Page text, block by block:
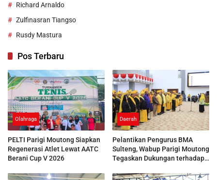
Richard Arnaldo
Zulfinasran Tiangso
Rusdy Mastura
Pos Terbaru
Olahraga
PELTI Parigi Moutong Siapkan
Regenerasi Atlet Lewat AATC
Berani Cup V 2026
Daerah
Pelantikan Pengurus BMA
Sulteng, Wabup Parigi Moutong
Tegaskan Dukungan terhadap